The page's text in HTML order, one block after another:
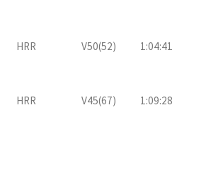
HRR V50(52) 1:04:41
HRR V45(67) 1:09:28